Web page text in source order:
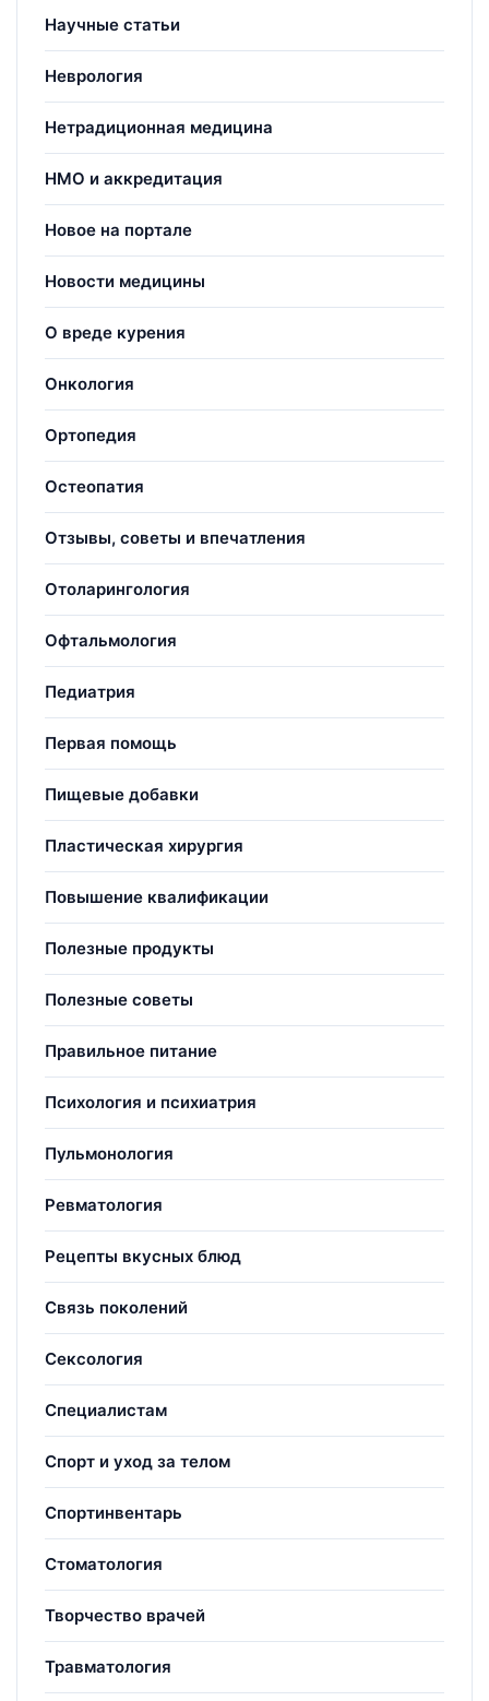
Научные статьи
Неврология
Нетрадиционная медицина
НМО и аккредитация
Новое на портале
Новости медицины
О вреде курения
Онкология
Ортопедия
Остеопатия
Отзывы, советы и впечатления
Отоларингология
Офтальмология
Педиатрия
Первая помощь
Пищевые добавки
Пластическая хирургия
Повышение квалификации
Полезные продукты
Полезные советы
Правильное питание
Психология и психиатрия
Пульмонология
Ревматология
Рецепты вкусных блюд
Связь поколений
Сексология
Специалистам
Спорт и уход за телом
Спортинвентарь
Стоматология
Творчество врачей
Травматология